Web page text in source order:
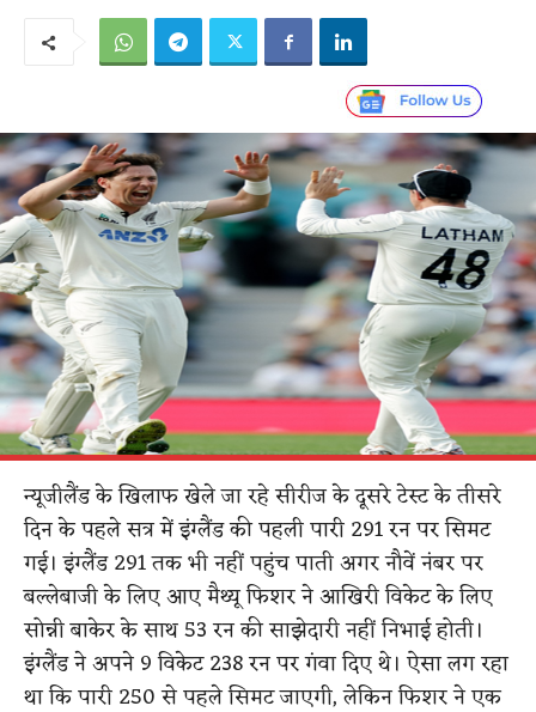
न्यूजीलैंड के खिलाफ खेले जा रहे सीरीज के दूसरे टेस्ट के तीसरे
दिन के पहले सत्र में इंग्लैंड की पहली पारी 291 रन पर सिमट
गई। इंग्लैंड 291 तक भी नहीं पहुंच पाती अगर नौवें नंबर पर
बल्लेबाजी के लिए आए मैथ्यू फिशर ने आखिरी विकेट के लिए
सोन्नी बाकेर के साथ 53 रन की साझेदारी नहीं निभाई होती।
इंग्लैंड ने अपने 9 विकेट 238 रन पर गंवा दिए थे। ऐसा लग रहा
था कि पारी 250 से पहले सिमट जाएगी, लेकिन फिशर ने एक